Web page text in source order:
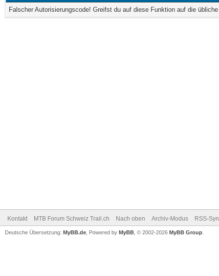
Falscher Autorisierungscode! Greifst du auf diese Funktion auf die
Kontakt MTB Forum Schweiz Trail.ch Nach oben Archiv-Modus RSS-
Deutsche Übersetzung: MyBB.de , Powered by MyBB , © 2002-2026 MyBB Group